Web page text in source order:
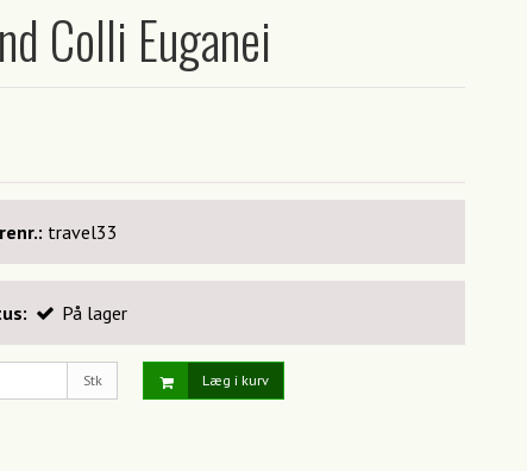
Colli Euganei
travel33
På lager
Stk Læg i kurv